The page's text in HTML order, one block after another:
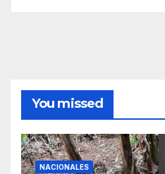
You missed
NACIONALES